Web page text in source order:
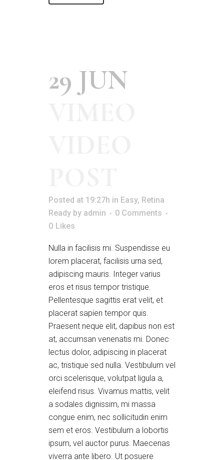
29 JUN
Posted at 19:27h in Easy, Retina
Ready by admin
0 Comments
0 Likes
Nulla in facilisis mi. Suspendisse eu
lorem placerat, facilisis urna sed,
adipiscing mauris. Integer varius
eros et risus tempor tristique.
Pellentesque sagittis erat velit, et
placerat sapien tempor quis.
Praesent neque elit, dapibus non est
at, accumsan venenatis mi. Donec
lectus dolor, adipiscing in placerat
ac, tristique sed nulla. Vestibulum vel
orci scelerisque, volutpat ligula a,
eleifend risus. Vivamus mattis, velit
a sodales dignissim, mi massa
congue enim, nec sollicitudin enim
sem et eros. Vestibulum a lobortis
ipsum, vel auctor purus. Maecenas
viverra ante libero. Ut posuere